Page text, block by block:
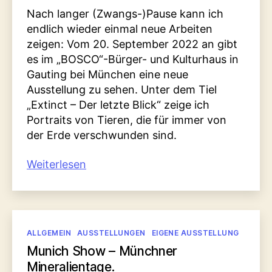
Nach langer (Zwangs-)Pause kann ich
endlich wieder einmal neue Arbeiten
zeigen: Vom 20. September 2022 an gibt
es im „BOSCO“-Bürger- und Kulturhaus in
Gauting bei München eine neue
Ausstellung zu sehen. Unter dem Tiel
„Extinct – Der letzte Blick“ zeige ich
Portraits von Tieren, die für immer von
der Erde verschwunden sind.
Weiterlesen
letzte
Blick.
Portraits
von
Kategorien
ALLGEMEIN AUSSTELLUNGEN EIGENE AUSSTELLUNG
Munich Show – Münchner
Mineralientage.